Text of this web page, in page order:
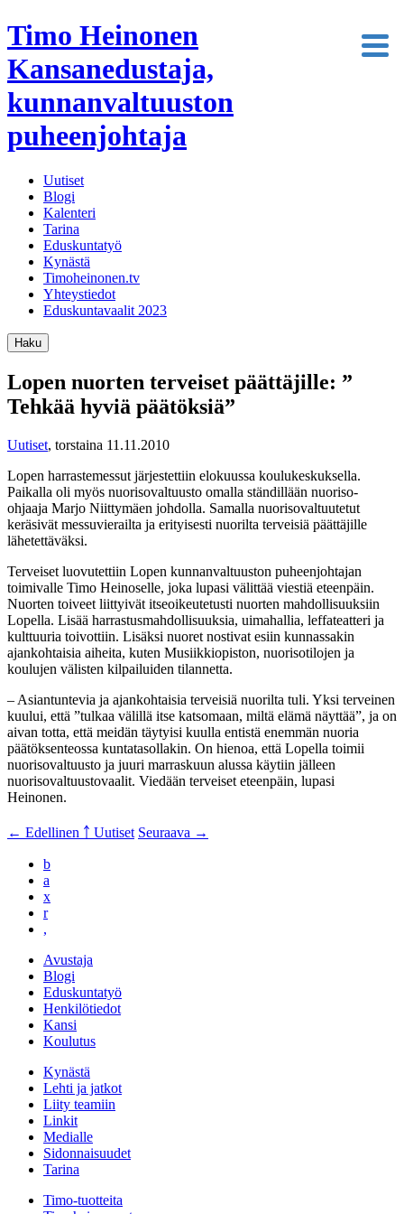
Timo Heinonen
Kansanedustaja,
kunnanvaltuuston
puheenjohtaja
Uutiset
Blogi
Kalenteri
Tarina
Eduskuntatyö
Kynästä
Timoheinonen.tv
Yhteystiedot
Eduskuntavaalit 2023
Haku
Lopen nuorten terveiset päättäjille: ”
Tehkää hyviä päätöksiä”
Uutiset, torstaina 11.11.2010
Lopen harrastemessut järjestettiin elokuussa koulukeskuksella.
Paikalla oli myös nuorisovaltuusto omalla ständillään nuoriso-
ohjaaja Marjo Niittymäen johdolla. Samalla nuorisovaltuutetut
keräsivät messuvierailta ja erityisesti nuorilta terveisiä päättäjille
lähetettäväksi.
Terveiset luovutettiin Lopen kunnanvaltuuston puheenjohtajan
toimivalle Timo Heinoselle, joka lupasi välittää viestiä eteenpäin.
Nuorten toiveet liittyivät itseoikeutetusti nuorten mahdollisuuksiin
Lopella. Lisää harrastusmahdollisuuksia, uimahallia, leffateatteri ja
kulttuuria toivottiin. Lisäksi nuoret nostivat esiin kunnassakin
ajankohtaisia aiheita, kuten Musiikkiopiston, nuorisotilojen ja
koulujen välisten kilpailuiden tilannetta.
– Asiantuntevia ja ajankohtaisia terveisiä nuorilta tuli. Yksi terveinen
kuului, että ”tulkaa välillä itse katsomaan, miltä elämä näyttää”, ja on
aivan totta, että meidän täytyisi kuulla entistä enemmän nuoria
päätöksenteossa kuntatasollakin. On hienoa, että Lopella toimii
nuorisovaltuusto ja juuri marraskuun alussa käytiin jälleen
nuorisovaltuustovaalit. Viedään terveiset eteenpäin, lupasi
Heinonen.
← Edellinen ￪ Uutiset Seuraava →
b
a
x
r
,
Avustaja
Blogi
Eduskuntatyö
Henkilötiedot
Kansi
Koulutus
Kynästä
Lehti ja jatkot
Liity teamiin
Linkit
Medialle
Sidonnaisuudet
Tarina
Timo-tuotteita